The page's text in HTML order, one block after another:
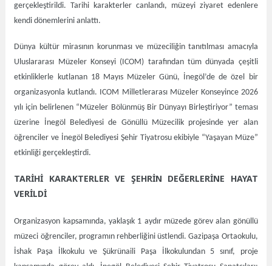
gerçekleştirildi. Tarihi karakterler canlandı, müzeyi ziyaret edenlere
kendi dönemlerini anlattı.
Dünya kültür mirasının korunması ve müzeciliğin tanıtılması amacıyla
Uluslararası Müzeler Konseyi (ICOM) tarafından tüm dünyada çeşitli
etkinliklerle kutlanan 18 Mayıs Müzeler Günü, İnegöl’de de özel bir
organizasyonla kutlandı. ICOM Milletlerarası Müzeler Konseyince 2026
yılı için belirlenen “Müzeler Bölünmüş Bir Dünyayı Birleştiriyor” teması
üzerine İnegöl Belediyesi de Gönüllü Müzecilik projesinde yer alan
öğrenciler ve İnegöl Belediyesi Şehir Tiyatrosu ekibiyle “Yaşayan Müze”
etkinliği gerçekleştirdi.
TARİHİ KARAKTERLER VE ŞEHRİN DEĞERLERİNE HAYAT
VERİLDİ
Organizasyon kapsamında, yaklaşık 1 aydır müzede görev alan gönüllü
müzeci öğrenciler, programın rehberliğini üstlendi. Gazipaşa Ortaokulu,
İshak Paşa İlkokulu ve Şükrünaili Paşa İlkokulundan 5 sınıf, proje